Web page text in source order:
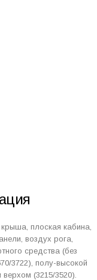
плоская кабина,
воздух рога,
средства (без
3722), полу-высокой
(3215/3520).